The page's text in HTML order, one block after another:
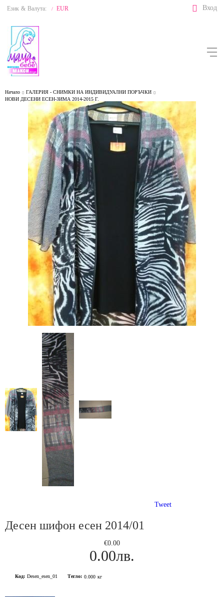
Език & Валута: / EUR Вход
Начало
ГАЛЕРИЯ - СНИМКИ НА ИНДИВИДУАЛНИ ПОРЪЧКИ
НОВИ ДЕСЕНИ ЕСЕН-ЗИМА 2014-2015 Г.
Tweet
Десен шифон есен 2014/01
€0.00
0.00лв.
Код: Desen_esen_01 Тегло: 0.000 кг